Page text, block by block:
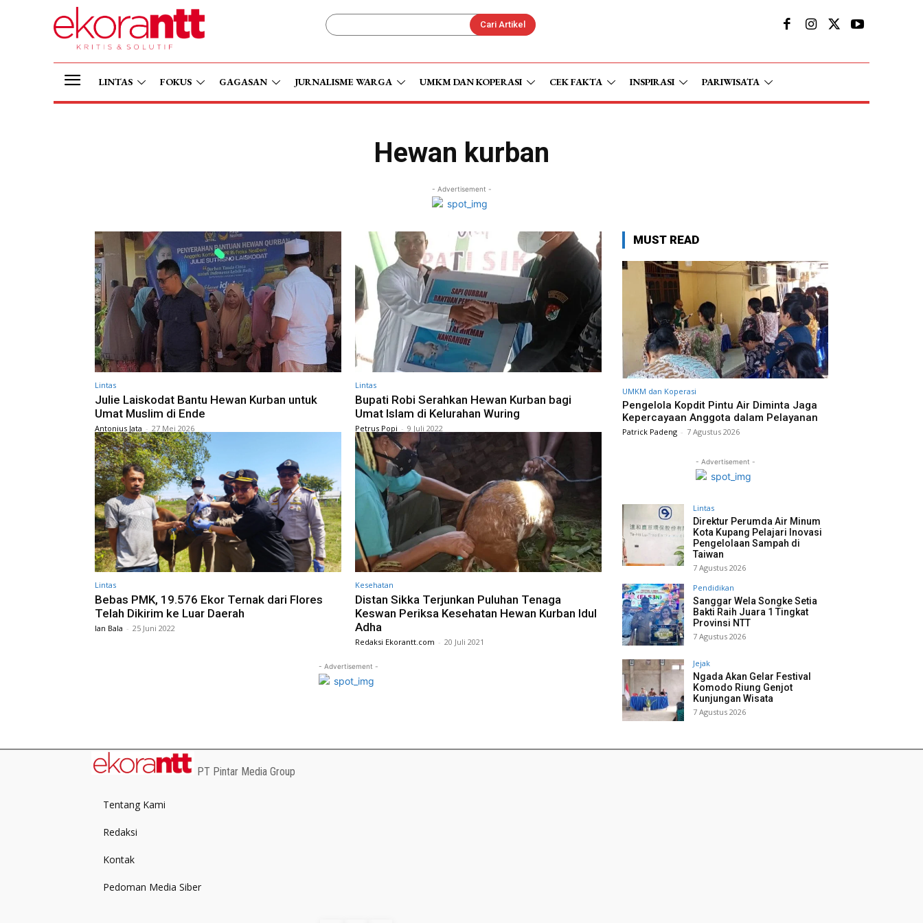
Cari Artikel
LINTAS FOKUS GAGASAN JURNALISME WARGA UMKM DAN KOPERASI CEK FAKTA INSPIRASI PARIWISATA
Hewan kurban
- Advertisement -
Lintas
Julie Laiskodat Bantu Hewan Kurban untuk
Umat Muslim di Ende
Antonius Jata - 27 Mei 2026
Lintas
Bupati Robi Serahkan Hewan Kurban bagi
Umat Islam di Kelurahan Wuring
Petrus Popi - 9 Juli 2022
Lintas
Bebas PMK, 19.576 Ekor Ternak dari Flores
Telah Dikirim ke Luar Daerah
Ian Bala - 25 Juni 2022
Kesehatan
Distan Sikka Terjunkan Puluhan Tenaga
Keswan Periksa Kesehatan Hewan Kurban Idul
Adha
Redaksi Ekorantt.com - 20 Juli 2021
- Advertisement -
MUST READ
UMKM dan Koperasi
Pengelola Kopdit Pintu Air Diminta Jaga
Kepercayaan Anggota dalam Pelayanan
Patrick Padeng - 7 Agustus 2026
- Advertisement -
Lintas
Direktur Perumda Air Minum
Kota Kupang Pelajari Inovasi
Pengelolaan Sampah di
Taiwan
7 Agustus 2026
Pendidikan
Sanggar Wela Songke Setia
Bakti Raih Juara 1 Tingkat
Provinsi NTT
7 Agustus 2026
Jejak
Ngada Akan Gelar Festival
Komodo Riung Genjot
Kunjungan Wisata
7 Agustus 2026
PT Pintar Media Group
Tentang Kami
Redaksi
Kontak
Pedoman Media Siber